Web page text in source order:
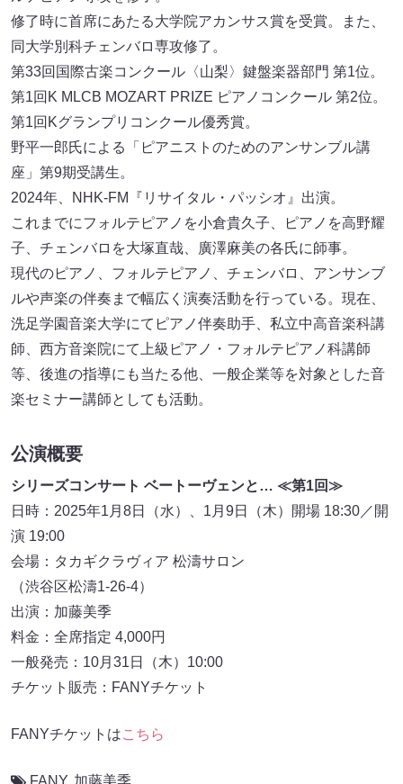
修了時に首席にあたる大学院アカンサス賞を受賞。また、
同大学別科チェンバロ専攻修了。
第33回国際古楽コンクール〈山梨〉鍵盤楽器部門 第1位。
第1回K MLCB MOZART PRIZE ピアノコンクール 第2位。
第1回Kグランプリコンクール優秀賞。
野平一郎氏による「ピアニストのためのアンサンブル講
座」第9期受講生。
2024年、NHK-FM『リサイタル・パッシオ』出演。
これまでにフォルテピアノを小倉貴久子、ピアノを高野耀
子、チェンバロを大塚直哉、廣澤麻美の各氏に師事。
現代のピアノ、フォルテピアノ、チェンバロ、アンサンブ
ルや声楽の伴奏まで幅広く演奏活動を行っている。現在、
洗足学園音楽大学にてピアノ伴奏助手、私立中高音楽科講
師、西方音楽院にて上級ピアノ・フォルテピアノ科講師
等、後進の指導にも当たる他、一般企業等を対象とした音
楽セミナー講師としても活動。
公演概要
シリーズコンサート ベートーヴェンと… ≪第1回≫
日時：2025年1月8日（水）、1月9日（木）開場 18:30／開
演 19:00
会場：タカギクラヴィア 松濤サロン
（渋谷区松濤1-26-4）
出演：加藤美季
料金：全席指定 4,000円
一般発売：10月31日（木）10:00
チケット販売：FANYチケット
FANYチケットはこちら
FANY, 加藤美季